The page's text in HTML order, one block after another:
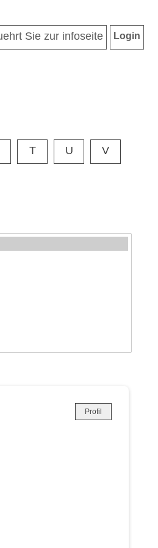
Login
T U V
Profil